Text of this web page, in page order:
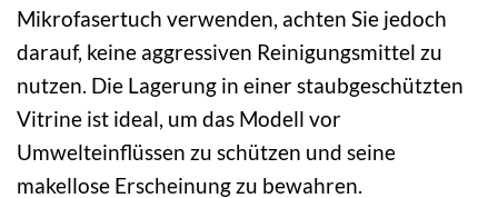
Mikrofasertuch verwenden, achten Sie jedoch
darauf, keine aggressiven Reinigungsmittel zu
nutzen. Die Lagerung in einer staubgeschützten
Vitrine ist ideal, um das Modell vor
Umwelteinflüssen zu schützen und seine
makellose Erscheinung zu bewahren.